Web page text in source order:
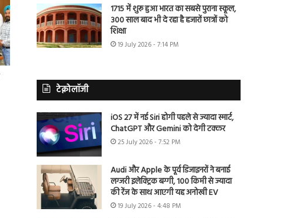
1715 में शुरू हुआ भारत का सबसे पुराना स्कूल,
300 साल बाद भी दे रहा है हजारों छात्रों को
शिक्षा
19 July 2026 - 7:14 PM
टेक्नोलॉजी
iOS 27 में नई Siri होगी पहले से ज्यादा स्मार्ट,
ChatGPT और Gemini को देगी टक्कर
25 July 2026 - 7:52 PM
Audi और Apple के पूर्व डिजाइनरों ने बनाई
लग्जरी इलेक्ट्रिक बग्गी, 100 किमी से ज्यादा
की रेंज के साथ आएगी यह अनोखी EV
19 July 2026 - 4:48 PM